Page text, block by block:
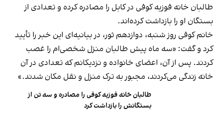
طالبان خانه فوزیه کوفی در کابل را مصادره کرده و تعدادی از
بستگان او را بازداشت کرده‌اند.
خانم کوفی روز شنبه، دوازدهم ثور، در بیانیه‌ای این خبر را تأیید
کرد و گفت: «سه ماه پیش طالبان منزل شخصی‌ام را غصب
کردند. پس از آن، اعضای خانواده و نزدیکانم که تعدادی در آن
خانه زندگی می‌کردند، مجبور به ترک منزل و نقل مکان شدند.»
طالبان خانه فوزیه کوفی را مصادره و سه تن از
بستگانش را بازداشت کرد